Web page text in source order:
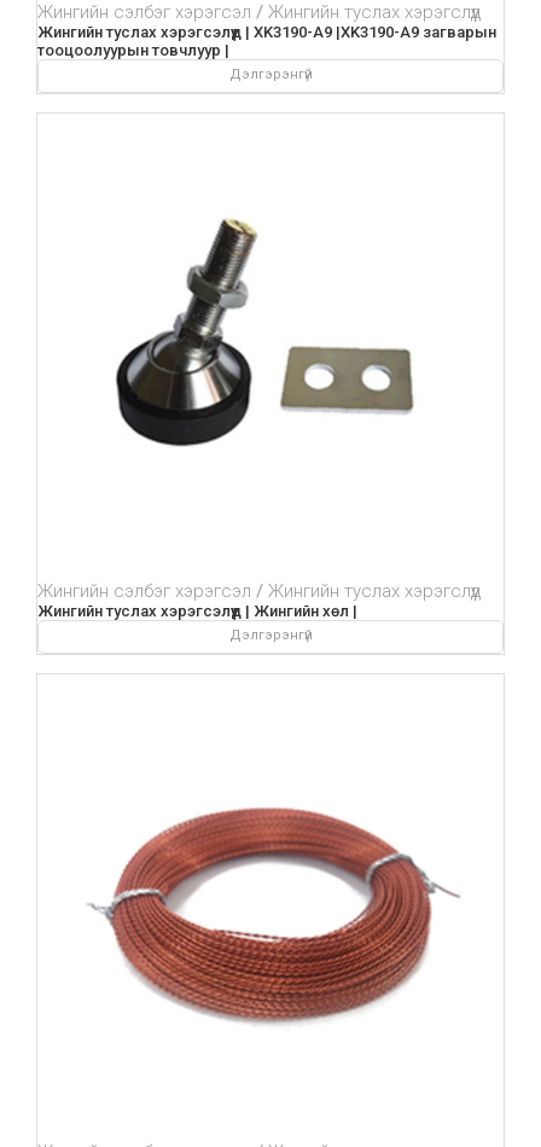
Жингийн сэлбэг хэрэгсэл Жингийн туслах хэрэгслүүд
Жингийн туслах хэрэгсэлүүд | XK3190-A9 |XK3190-A9 загварын
тооцоолуурын товчлуур |
Дэлгэрэнгүй
Жингийн сэлбэг хэрэгсэл Жингийн туслах хэрэгслүүд
Жингийн туслах хэрэгсэлүүд | Жингийн хөл |
Дэлгэрэнгүй